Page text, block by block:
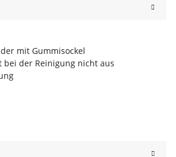
mit Gummisockel
bei der Reinigung nicht aus